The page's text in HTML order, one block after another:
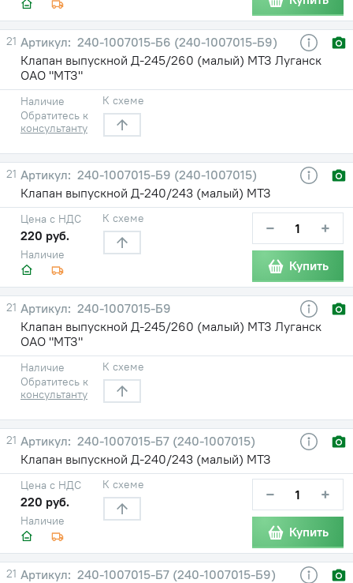
21
240-1007015-Б6 (240-1007015-Б9)
Клапан выпускной Д-245/260 (малый) МТЗ Луганск
ОАО "МТЗ"
Наличие
Обратитесь к
консультанту
К схеме
21
240-1007015-Б9 (240-1007015)
Клапан выпускной Д-240/243 (малый) МТЗ
Наличие
Цена с НДС
220 руб.
К схеме − +
Купить
21
240-1007015-Б9
Клапан выпускной Д-245/260 (малый) МТЗ Луганск
ОАО "МТЗ"
Наличие
Обратитесь к
консультанту
К схеме
21
240-1007015-Б7 (240-1007015)
Клапан выпускной Д-240/243 (малый) МТЗ
Наличие
Цена с НДС
220 руб.
К схеме − +
Купить
21
240-1007015-Б7 (240-1007015-Б9)